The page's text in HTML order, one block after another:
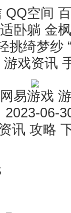
空间
卧躺 金
挑绮梦纱
戏资讯
易游戏
06-
讯 攻略